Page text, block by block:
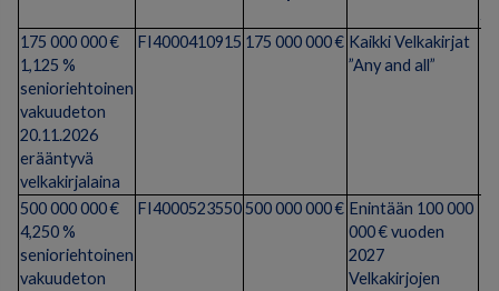
175 000 000 €
1,125 %
senioriehtoinen
vakuudeton
20.11.2026
erääntyvä
velkakirjalaina
FI4000410915 175 000 000 € Kaikki Velkakirjat
”Any and all”
500 000 000 €
4,250 %
senioriehtoinen
vakuudeton
FI4000523550500 000 000 € Enintään 100 000
000 € vuoden
2027
Velkakirjojen